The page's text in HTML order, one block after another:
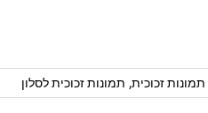
תמונות זכוכית, תמונות זכוכית לסלון